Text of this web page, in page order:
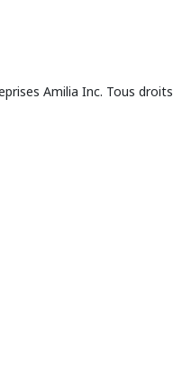
Amilia Inc. Tous